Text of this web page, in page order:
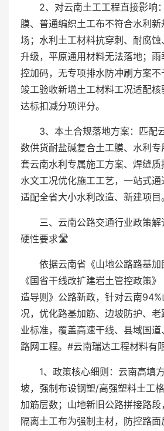
2、对云南土工工程直接影响
膜、普通编织土工布不符合水利
场；水利土工材料抗穿刺、耐腐蚀
升级，平原通用材料无法落地；
控加码，无专项排水防冲刷方案
竣工验收新增土工材料工况适配
达标扣减分项评分。
3、本土合规落地方案：匹配
数供货耐盐碱复合土工膜、水利
套云南水利专属施工方案、焊缝
水文工况优化施工工艺，一站式通
适配全省大小水利改造、新建项目。
三、云南公路交通行业政策
硬性要求🛣️
依据云南省《山地公路路基加
《国省干线改扩建岩土管控政策
造导则》公路新政，针对云南
况，优化路基加筋、边坡防护、
业标准，覆盖高速干线、县域国
路网工程。#云南瑞达工程材料有
1、政策核心细则：云南高填
坡，强制布设钢塑/高强塑料土工
加筋层数；山地新旧公路拼接路段
隔离土工布为强制主材，防控路